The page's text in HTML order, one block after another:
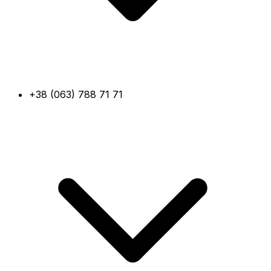
+38 (063) 788 71 71